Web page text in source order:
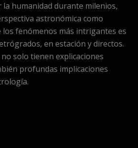
humanidad durante milenios,
astronómica como
los fenómenos más intrigantes es
en estación y directos.
solo tienen explicaciones
profundas implicaciones